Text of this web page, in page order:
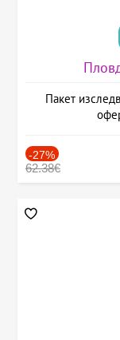
Пакет
-27%
62.38€